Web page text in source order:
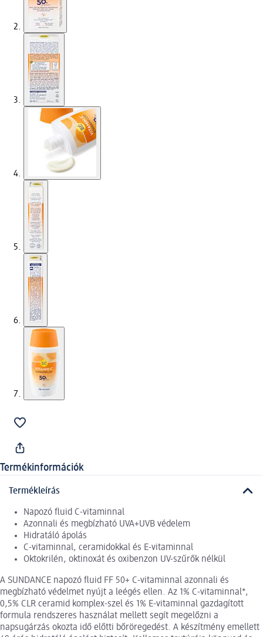
Termékinformációk
Termékleírás
Napozó fluid C-vitaminnal
Azonnali és megbízható UVA+UVB védelem
Hidratáló ápolás
C-vitaminnal, ceramidokkal és E-vitaminnal
Oktokrilén, oktinoxát és oxibenzon UV-szűrők nélkül
A SUNDANCE napozó fluid FF 50+ C-vitaminnal azonnali és
megbízható védelmet nyújt a leégés ellen. Az 1% C-vitaminnal*,
0,5% CLR ceramid komplex-szel és 1% E-vitaminnal gazdagított
formula rendszeres használat mellett segít megelőzni a
napsugárzás okozta idő előtti bőröregedést. A készítmény emellett